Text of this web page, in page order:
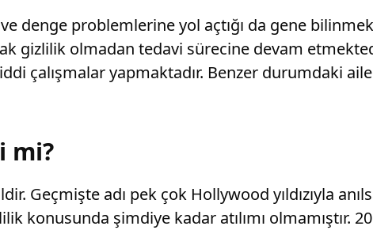
denge problemlerine yol açtığı da gene
gizlilik olmadan tedavi sürecine devam
çalışmalar yapmaktadır. Benzer durumdaki
mi?
Geçmişte adı pek çok Hollywood yıldızıyla
konusunda şimdiye kadar atılımı olmamıştır.